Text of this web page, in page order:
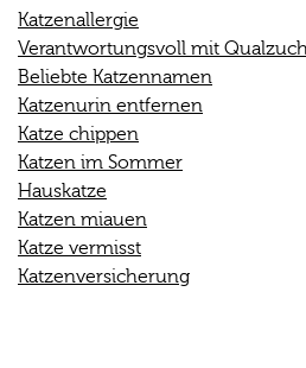
Katzenallergie
Verantwortungsvoll mit
Beliebte Katzennamen
Katzenurin entfernen
Katze chippen
Katzen im Sommer
Hauskatze
Katzen miauen
Katze vermisst
Katzenversicherung